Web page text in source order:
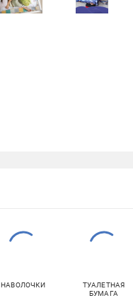
НАВОЛОЧКИ
ТУАЛЕТНАЯ
БУМАГА